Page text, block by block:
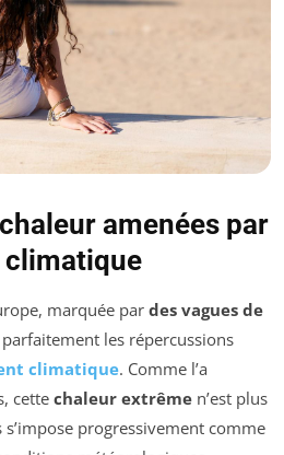
amenées par
climatique
marquée par des vagues de
les répercussions
climatique. Comme l’a
cette chaleur extrême n’est plus
progressivement comme